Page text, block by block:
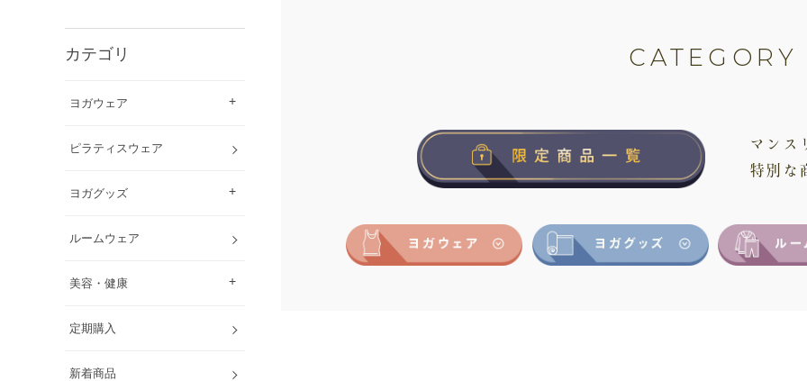
カテゴリ
ヨガウェア
ピラティスウェア
ヨガグッズ
ルームウェア
美容・健康
定期購入
新着商品
CATEGORY
マンス
特別な